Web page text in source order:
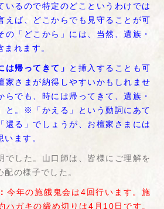
いるので特定のどこというわけでは
えば、どこからでも見守ることが可
の「どこから」には、当然、遺族・
れます。
は帰ってきて」
と挿入することも可
家さまが納得しやすいかもしれませ
らでも、時には帰ってきて、遺族・
と。※「かえる」という動詞にあて
還る」でしょうが、お檀家さまには
います。
でした。山口師は、皆様にご理解を
の様子でした。
今年の施餓鬼会は4回行います。施
ハガキの締め切りは4月10日です。